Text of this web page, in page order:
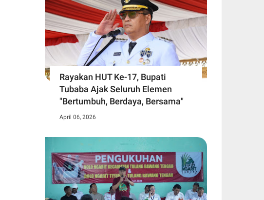
Rayakan HUT Ke-17, Bupati
Tubaba Ajak Seluruh Elemen
"Bertumbuh, Berdaya, Bersama"
April 06, 2026